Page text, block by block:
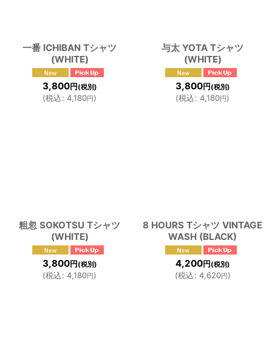
一番 ICHIBAN Tシャツ
(WHITE)
3,800円 (税別)
(税込: 4,180円)
与太 YOTA Tシャツ
(WHITE)
3,800円 (税別)
(税込: 4,180円)
粗忽 SOKOTSU Tシャツ
(WHITE)
3,800円 (税別)
(税込: 4,180円)
8 HOURS Tシャツ VINTAGE
WASH (BLACK)
4,200円 (税別)
(税込: 4,620円)